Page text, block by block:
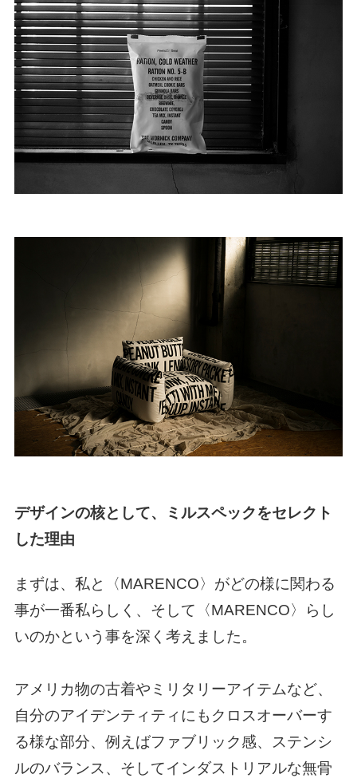
デザインの核として、ミルスペックをセレクト
した理由
まずは、私と〈MARENCO〉がどの様に関わる
事が一番私らしく、そして〈MARENCO〉らし
いのかという事を深く考えました。
アメリカ物の古着やミリタリーアイテムなど、
自分のアイデンティティにもクロスオーバーす
る様な部分、例えばファブリック感、ステンシ
ルのバランス、そしてインダストリアルな無骨